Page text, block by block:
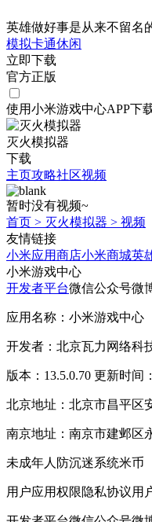
英雄做好事是从来不留名
模拟卡通休闲
立即下载
官方正版
使用小米游戏中心APP下
灭火模拟器
下载
主页攻略社区视频
暂时没有视频~
首页 > 灭火模拟器 > 视频
友情链接
小米应用商店小米商城英
小米游戏中心
开发者平台微信公众号微
应用名称：小米游戏中心
开发者：北京瓦力网络科
版本：13.5.0.70 更新时间
北京地址：北京市昌平区
南京地址：南京市建邺区
未成年人防沉迷系统米币
用户应用权限隐私协议用